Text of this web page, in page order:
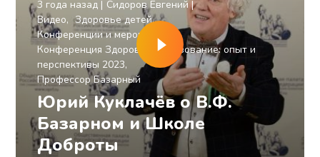
3 года назад
Сидоров Евгений
Видео
Здоровье детей
Конференции и мероприятия
Конференция Здоровое Образование: опыт и
перспективы 2023
Профессор Базарный
Юрий Куклачёв о В.Ф.
Базарном и Школе
Доброты